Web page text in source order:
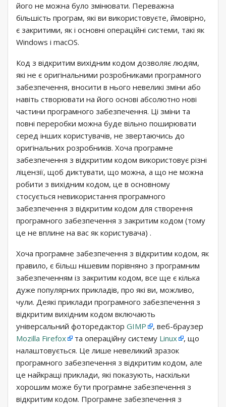
його не можна було змінювати. Переважна
більшість програм, які ви використовуєте, ймовірно,
є закритими, як і основні операційні системи, такі як
Windows і macOS.
Код з відкритим вихідним кодом дозволяє людям,
які не є оригінальними розробниками програмного
забезпечення, вносити в нього невеликі зміни або
навіть створювати на його основі абсолютно нові
частини програмного забезпечення. Ці зміни та
повні переробки можна буде вільно поширювати
серед інших користувачів, не звертаючись до
оригінальних розробників. Хоча програмне
забезпечення з відкритим кодом використовує різні
ліцензії, щоб диктувати, що можна, а що не можна
робити з вихідним кодом, це в основному
стосується невикористання програмного
забезпечення з відкритим кодом для створення
програмного забезпечення з закритим кодом (тому
це не вплине на вас як користувача) .
Хоча програмне забезпечення з відкритим кодом, як
правило, є більш нішевим порівняно з програмним
забезпеченням із закритим кодом, все ще є кілька
дуже популярних прикладів, про які ви, можливо,
чули. Деякі приклади програмного забезпечення з
відкритим вихідним кодом включають
універсальний фоторедактор GIMP
, веб-браузер
Mozilla Firefox
та операційну систему Linux
, що
налаштовується. Це лише невеликий зразок
програмного забезпечення з відкритим кодом, але
це найкращі приклади, які показують, наскільки
хорошим може бути програмне забезпечення з
відкритим кодом. Програмне забезпечення з